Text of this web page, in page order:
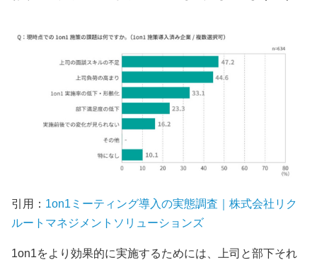
引用： 1on1ミーティング導入の実態調査｜株式会社リク
ルートマネジメントソリューションズ
1on1をより効果的に実施するためには、上司と部下それ